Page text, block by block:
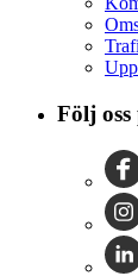
Följ oss